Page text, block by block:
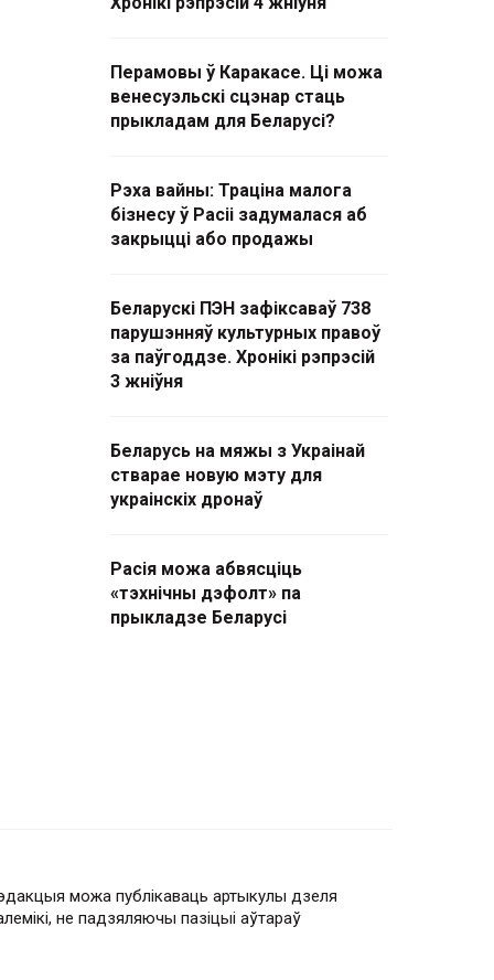
Перамовы ў Каракасе. Ці можа
венесуэльскі сцэнар стаць
прыкладам для Беларусі?
Рэха вайны: Траціна малога
бізнесу ў Расіі задумалася аб
закрыцці або продажы
Беларускі ПЭН зафіксаваў 738
парушэнняў культурных правоў
за паўгоддзе. Хронікі рэпрэсій
3 жніўня
Беларусь на мяжы з Украінай
стварае новую мэту для
украінскіх дронаў
Расія можа абвясціць
«тэхнічны дэфолт» па
прыкладзе Беларусі
можа публікаваць артыкулы дзеля
не падзяляючы пазіцыі аўтараў